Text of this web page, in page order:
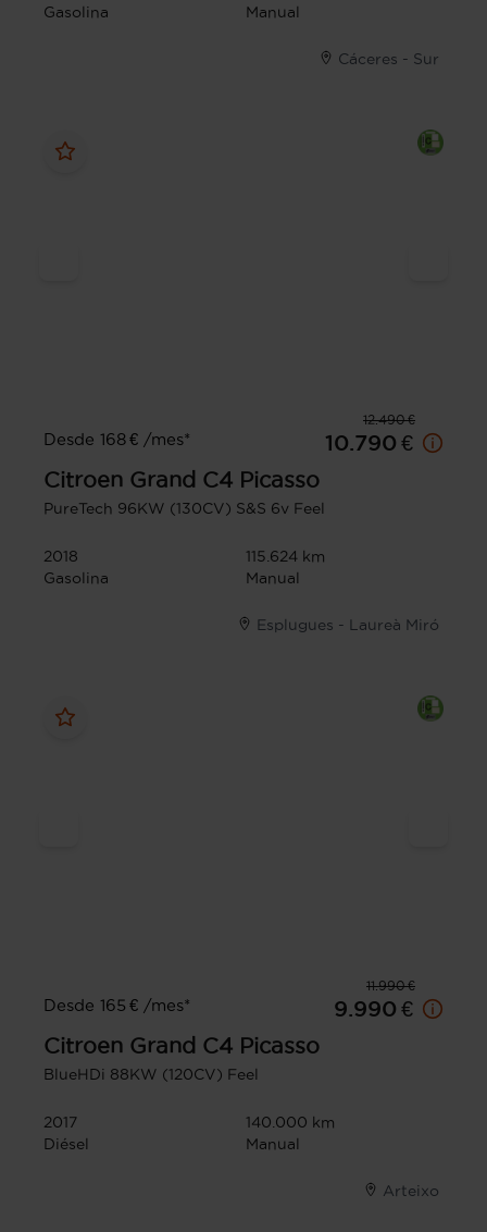
Gasolina
Manual
Cáceres - Sur
12.490 €
Desde 168 € /mes*
10.790 €
Citroen Grand C4 Picasso
PureTech 96KW (130CV) S&S 6v Feel
2018
115.624 km
Gasolina
Manual
Esplugues - Laureà Miró
11.990 €
Desde 165 € /mes*
9.990 €
Citroen Grand C4 Picasso
BlueHDi 88KW (120CV) Feel
2017
140.000 km
Diésel
Manual
Arteixo